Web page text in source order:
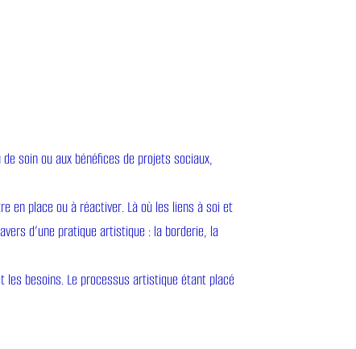
soin ou aux bénéfices de projets sociaux,
en place ou à réactiver. Là où les liens à soi et
d’une pratique artistique : la borderie, la
les besoins. Le processus artistique étant placé